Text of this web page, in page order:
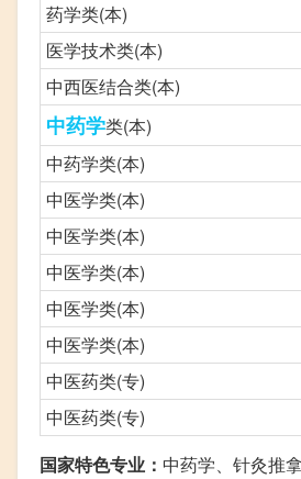
药学类(本)
医学技术类(本)
中西医结合类(本)
中药学类(本)
中药学类(本)
中医学类(本)
中医学类(本)
中医学类(本)
中医学类(本)
中医学类(本)
中医药类(专)
中医药类(专)
国家特色专业： 中药学、针灸推